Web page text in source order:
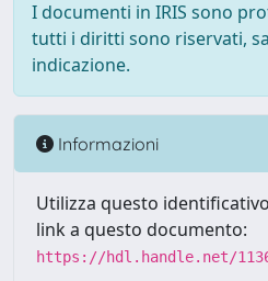
I documenti in IRIS sono
tutti i diritti sono riservati,
indicazione.
Informazioni
Utilizza questo
link a questo documento:
https://hdl.handle.net/